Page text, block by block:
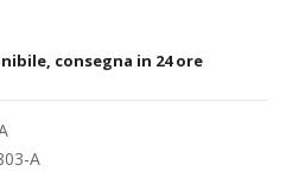
consegna in 24 ore
A